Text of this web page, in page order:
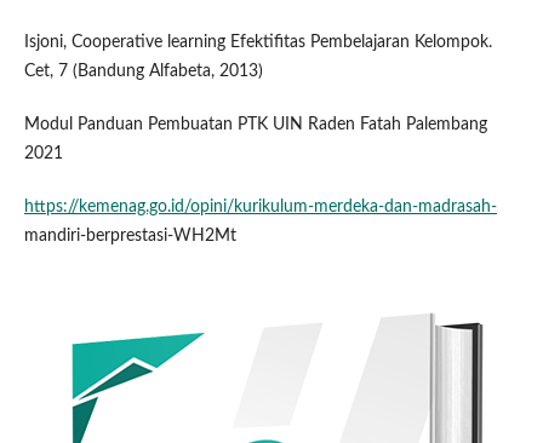
Isjoni, Cooperative learning Efektifitas Pembelajaran Kelompok.
Cet, 7 (Bandung Alfabeta, 2013)
Modul Panduan Pembuatan PTK UIN Raden Fatah Palembang
2021
https://kemenag.go.id/opini/kurikulum-merdeka-dan-madrasah-
mandiri-berprestasi-WH2Mt